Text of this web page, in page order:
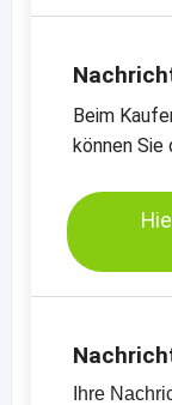
Lerida
Beim
können
Ihre